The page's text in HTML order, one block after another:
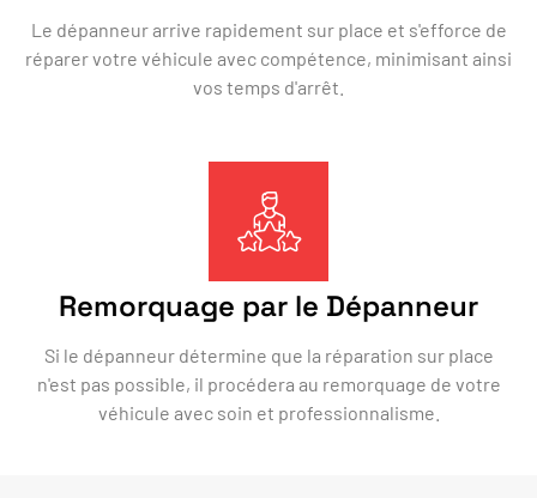
Le dépanneur arrive rapidement sur place et s'efforce de
réparer votre véhicule avec compétence, minimisant ainsi
vos temps d'arrêt.
Remorquage par le Dépanneur
Si le dépanneur détermine que la réparation sur place
n'est pas possible, il procédera au remorquage de votre
véhicule avec soin et professionnalisme.